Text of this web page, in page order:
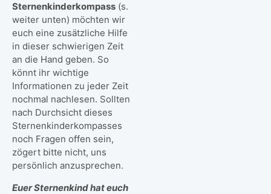
Sternenkinderkompass (s.
weiter unten) möchten wir
euch eine zusätzliche Hilfe
in dieser schwierigen Zeit
an die Hand geben. So
könnt ihr wichtige
Informationen zu jeder Zeit
nochmal nachlesen. Sollten
nach Durchsicht dieses
Sternenkinderkompasses
noch Fragen offen sein,
zögert bitte nicht, uns
persönlich anzusprechen.
Euer Sternenkind hat euch